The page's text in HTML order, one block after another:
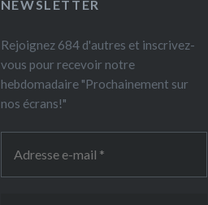
NEWSLETTER
Rejoignez 684 d'autres et inscrivez-
vous pour recevoir notre
hebdomadaire "Prochainement sur
nos écrans!"